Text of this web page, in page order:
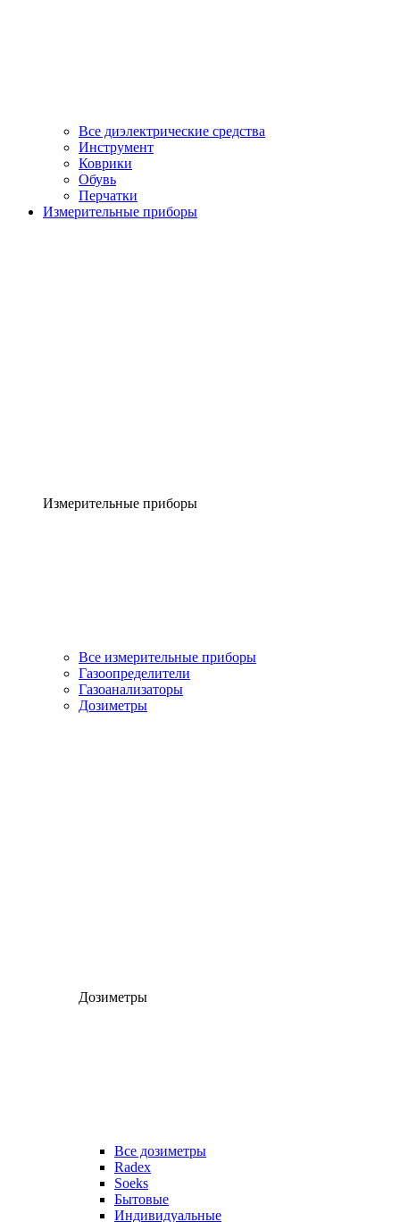
Все диэлектрические средства
Инструмент
Коврики
Обувь
Перчатки
Измерительные приборы
Измерительные приборы
Все измерительные приборы
Газоопределители
Газоанализаторы
Дозиметры
Дозиметры
Все дозиметры
Radex
Soeks
Бытовые
Индивидуальные